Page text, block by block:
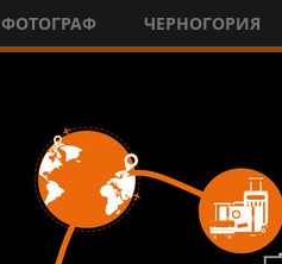
ФОТОГРАФ ЧЕРНОГОРИЯ